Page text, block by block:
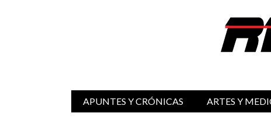
APUNTES Y CRÓNICAS ARTES Y